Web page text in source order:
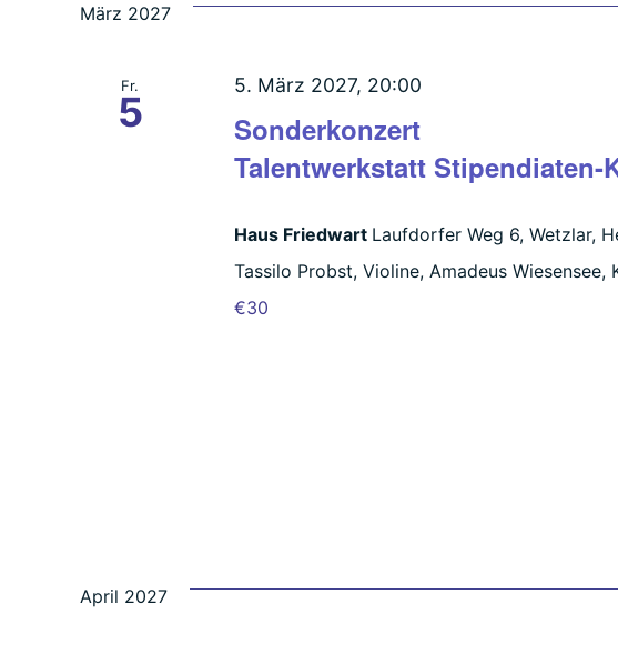
März 2027
Fr.
5
Sonderkonzert
Talentwerkstatt Stipendiaten-
5. März 2027, 20:00
Haus Friedwart Laufdorfer Weg 6, Wetzlar,
Tassilo Probst, Violine, Amadeus
€30
April 2027